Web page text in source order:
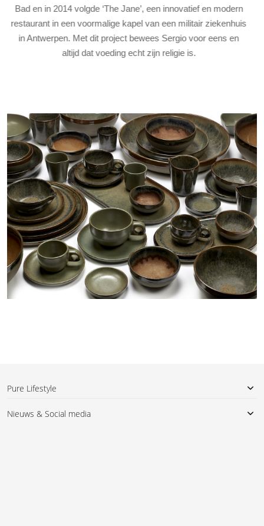
Bad en in 2014 volgde ‘The Jane’, een innovatief en modern
restaurant in een voormalige kapel van een militair ziekenhuis
in Antwerpen. Met dit project bewees Sergio voor eens en
altijd dat voeding echt zijn religie is.
Pure Lifestyle
Nieuws & Social media